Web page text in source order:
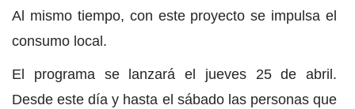
Al mismo tiempo, con este proyecto se impulsa el
consumo local.
El programa se lanzará el jueves 25 de abril.
Desde este día y hasta el sábado las personas que